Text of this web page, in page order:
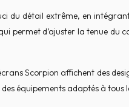
du détail extrême, en
permet d’ajuster la tenue
Scorpion affichent des
équipements adaptés à tous